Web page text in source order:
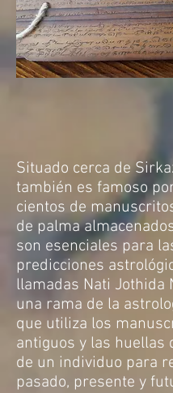
Situado cerca de
también es famoso
cientos de
de palma
son esenciales para
predicciones
llamadas Nati Jothida
una rama de la
que utiliza los
antiguos y las huellas
de un individuo para
pasado, presente y